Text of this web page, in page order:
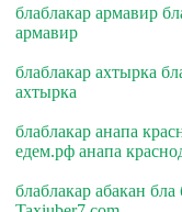
блаблакар армавир
армавир
блаблакар ахтырка
ахтырка
блаблакар анапа
едем.рф анапа
блаблакар абакан